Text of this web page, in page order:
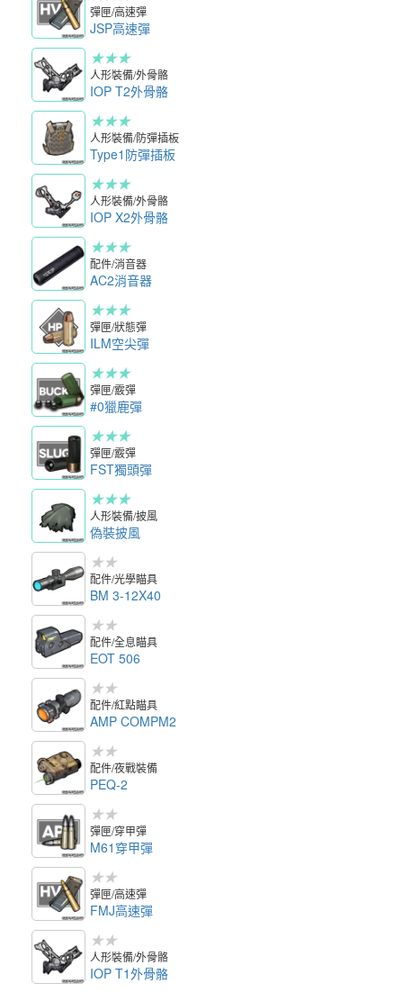
彈匣/高速彈
JSP高速彈
★★★
人形裝備/外骨骼
IOP T2外骨骼
★★★
人形裝備/防彈插板
Type1防彈插板
★★★
人形裝備/外骨骼
IOP X2外骨骼
★★★
配件/消音器
AC2消音器
★★★
彈匣/狀態彈
ILM空尖彈
★★★
彈匣/霰彈
#0獵鹿彈
★★★
彈匣/霰彈
FST獨頭彈
★★★
人形裝備/披風
偽裝披風
★★
配件/光學瞄具
BM 3-12X40
★★
配件/全息瞄具
EOT 506
★★
配件/紅點瞄具
AMP COMPM2
★★
配件/夜戰裝備
PEQ-2
★★
彈匣/穿甲彈
M61穿甲彈
★★
彈匣/高速彈
FMJ高速彈
★★
人形裝備/外骨骼
IOP T1外骨骼